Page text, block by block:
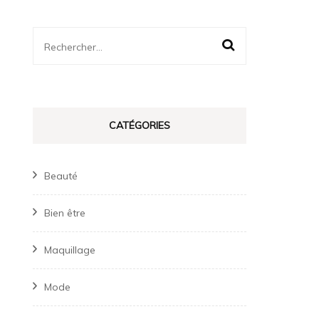
Rechercher :
CATÉGORIES
Beauté
Bien être
Maquillage
Mode